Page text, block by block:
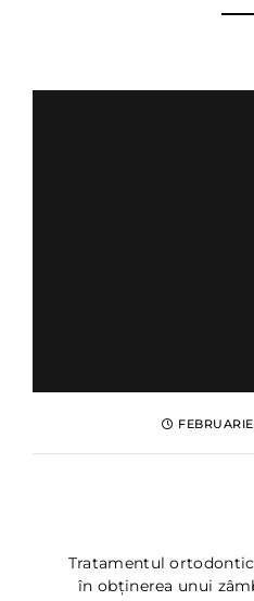
Tratamentul
în obținerea unui